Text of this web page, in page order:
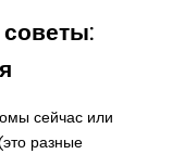
сейчас или
разные